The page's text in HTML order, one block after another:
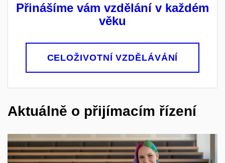
Přinášíme vám vzdělání v každém
věku
CELOŽIVOTNÍ VZDĚLÁVÁNÍ
Aktuálně o přijímacím řízení